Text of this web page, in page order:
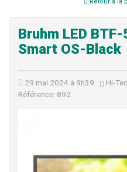
Bruhm LED
Smart OS-Black
29 mai 2024 à 9h39 Hi-
Référence: 892